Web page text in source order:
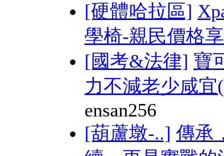
[硬體哈拉區]
學椅-親民價格
[國考&法律] 寶
力不減老少咸宜
ensan256
[葫蘆墩-..] 傳承